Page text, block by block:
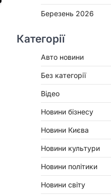
Березень 2026
Категорії
Авто новини
Без категорії
Відео
Новини бізнесу
Новини Києва
Новини культури
Новини політики
Новини світу